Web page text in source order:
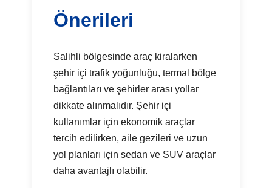
Önerileri
Salihli bölgesinde araç kiralarken
şehir içi trafik yoğunluğu, termal bölge
bağlantıları ve şehirler arası yollar
dikkate alınmalıdır. Şehir içi
kullanımlar için ekonomik araçlar
tercih edilirken, aile gezileri ve uzun
yol planları için sedan ve SUV araçlar
daha avantajlı olabilir.